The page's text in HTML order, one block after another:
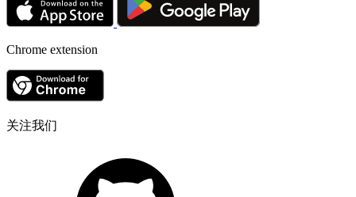
Chrome extension
关注我们